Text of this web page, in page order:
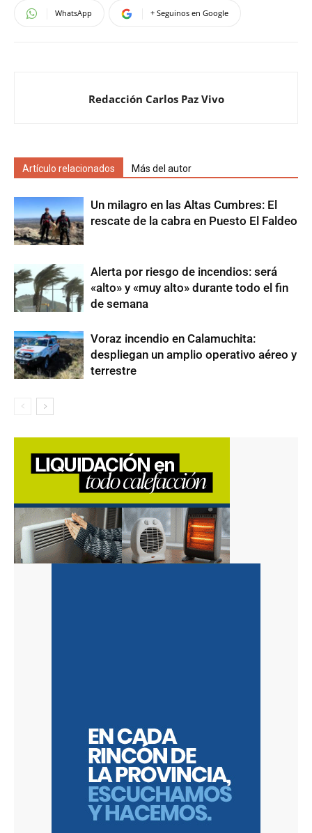
WhatsApp + Seguinos en Google
Redacción Carlos Paz Vivo
Artículo relacionados Más del autor
Un milagro en las Altas Cumbres: El
rescate de la cabra en Puesto El Faldeo
Alerta por riesgo de incendios: será
«alto» y «muy alto» durante todo el fin
de semana
Voraz incendio en Calamuchita:
despliegan un amplio operativo aéreo y
terrestre